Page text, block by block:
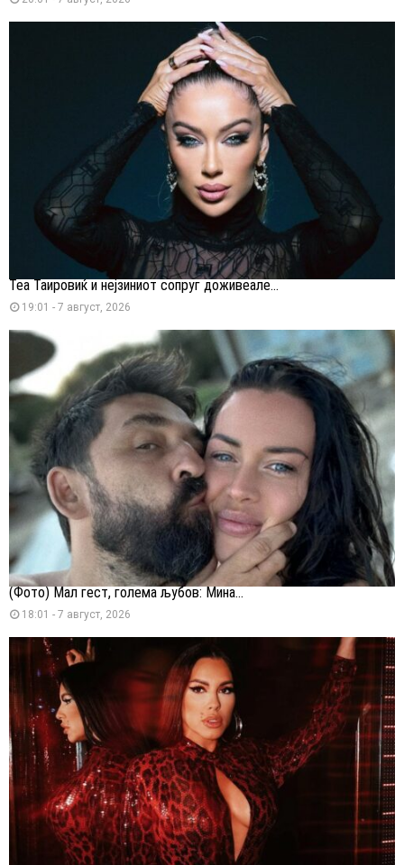
Теа Таировиќ и нејзиниот сопруг доживеале...
19:01 - 7 август, 2026
(Фото) Мал гест, голема љубов: Мина...
18:01 - 7 август, 2026